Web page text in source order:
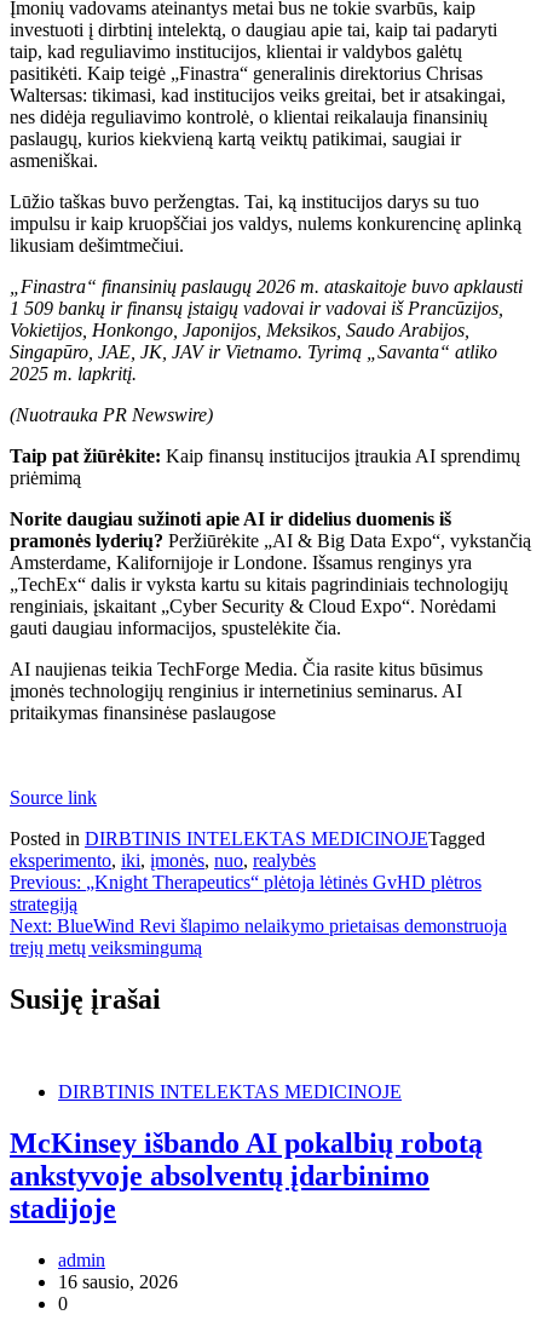
Įmonių vadovams ateinantys metai bus ne tokie svarbūs, kaip
investuoti į dirbtinį intelektą, o daugiau apie tai, kaip tai padaryti
taip, kad reguliavimo institucijos, klientai ir valdybos galėtų
pasitikėti. Kaip teigė „Finastra“ generalinis direktorius Chrisas
Waltersas: tikimasi, kad institucijos veiks greitai, bet ir atsakingai,
nes didėja reguliavimo kontrolė, o klientai reikalauja finansinių
paslaugų, kurios kiekvieną kartą veiktų patikimai, saugiai ir
asmeniškai.
Lūžio taškas buvo peržengtas. Tai, ką institucijos darys su tuo
impulsu ir kaip kruopščiai jos valdys, nulems konkurencinę aplinką
likusiam dešimtmečiui.
„Finastra“ finansinių paslaugų 2026 m. ataskaitoje buvo apklausti
1 509 bankų ir finansų įstaigų vadovai ir vadovai iš Prancūzijos,
Vokietijos, Honkongo, Japonijos, Meksikos, Saudo Arabijos,
Singapūro, JAE, JK, JAV ir Vietnamo. Tyrimą „Savanta“ atliko
2025 m. lapkritį.
(Nuotrauka PR Newswire)
Taip pat žiūrėkite: Kaip finansų institucijos įtraukia AI sprendimų
priėmimą
Norite daugiau sužinoti apie AI ir didelius duomenis iš
pramonės lyderių? Peržiūrėkite „AI & Big Data Expo“, vykstančią
Amsterdame, Kalifornijoje ir Londone. Išsamus renginys yra
„TechEx“ dalis ir vyksta kartu su kitais pagrindiniais technologijų
renginiais, įskaitant „Cyber ​​Security & Cloud Expo“. Norėdami
gauti daugiau informacijos, spustelėkite čia.
AI naujienas teikia TechForge Media. Čia rasite kitus būsimus
įmonės technologijų renginius ir internetinius seminarus. AI
pritaikymas finansinėse paslaugose
Source link
Posted in DIRBTINIS INTELEKTAS MEDICINOJETagged
eksperimento, iki, įmonės, nuo, realybės
Navigacija
tarp
įrašų
Previous: „Knight Therapeutics“ plėtoja lėtinės GvHD plėtros
strategiją
Next: BlueWind Revi šlapimo nelaikymo prietaisas demonstruoja
trejų metų veiksmingumą
Susiję įrašai
DIRBTINIS INTELEKTAS MEDICINOJE
McKinsey išbando AI pokalbių robotą
ankstyvoje absolventų įdarbinimo
stadijoje
admin
16 sausio, 2026
0